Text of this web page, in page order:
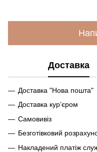
Доставка
Доставка "Нова пошта"
Доставка кур’єром
Самовивіз
Безготівковий
Накладений платіж